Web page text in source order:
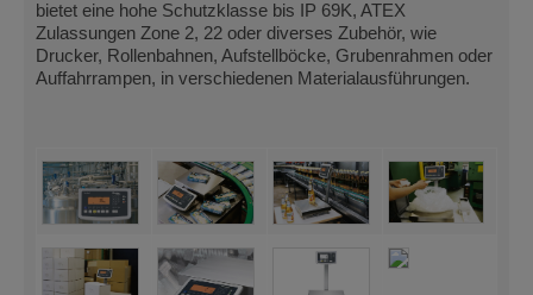
bietet eine hohe Schutzklasse bis IP 69K, ATEX
Zulassungen Zone 2, 22 oder diverses Zubehör, wie
Drucker, Rollenbahnen, Aufstellböcke, Grubenrahmen oder
Auffahrrampen, in verschiedenen Materialausführungen.